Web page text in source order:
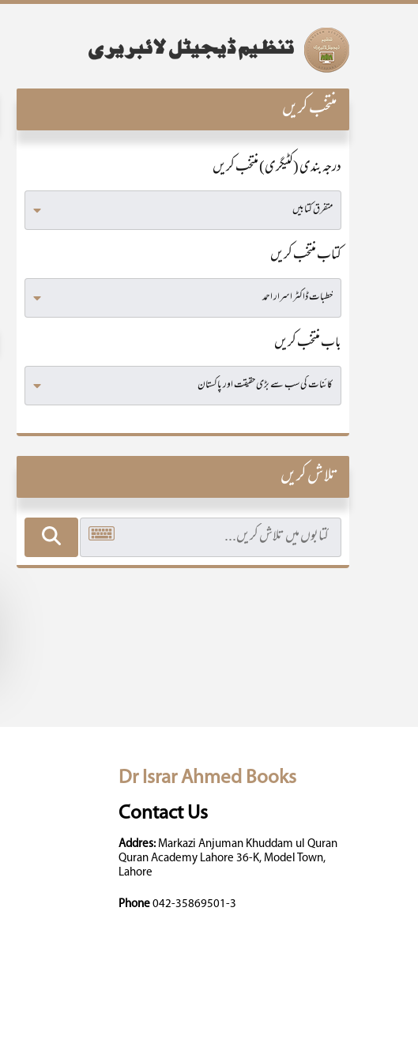
منتخب کریں
درجہ بندی (کٹیگری) منتخب کریں
کتاب منتخب کریں
باب منتخب کریں
تلاش کریں
Dr Israr Ahmed Books
Contact Us
Addres:Markazi Anjuman Khuddam ul Quran
Quran Academy Lahore 36-K, Model Town,
Lahore
Phone 042-35869501-3